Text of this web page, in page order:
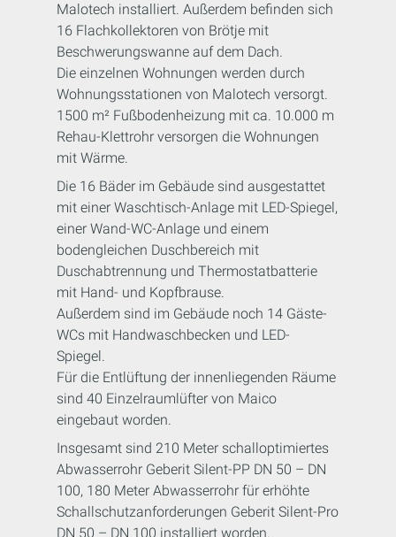
Malotech installiert. Außerdem befinden sich
16 Flachkollektoren von Brötje mit
Beschwerungswanne auf dem Dach.
Die einzelnen Wohnungen werden durch
Wohnungsstationen von Malotech versorgt.
1500 m² Fußbodenheizung mit ca. 10.000 m
Rehau-Klettrohr versorgen die Wohnungen
mit Wärme.
Die 16 Bäder im Gebäude sind ausgestattet
mit einer Waschtisch-Anlage mit LED-Spiegel,
einer Wand-WC-Anlage und einem
bodengleichen Duschbereich mit
Duschabtrennung und Thermostatbatterie
mit Hand- und Kopfbrause.
Außerdem sind im Gebäude noch 14 Gäste-
WCs mit Handwaschbecken und LED-
Spiegel.
Für die Entlüftung der innenliegenden Räume
sind 40 Einzelraumlüfter von Maico
eingebaut worden.
Insgesamt sind 210 Meter schalloptimiertes
Abwasserrohr Geberit Silent-PP DN 50 – DN
100, 180 Meter Abwasserrohr für erhöhte
Schallschutzanforderungen Geberit Silent-Pro
DN 50 – DN 100 installiert worden.